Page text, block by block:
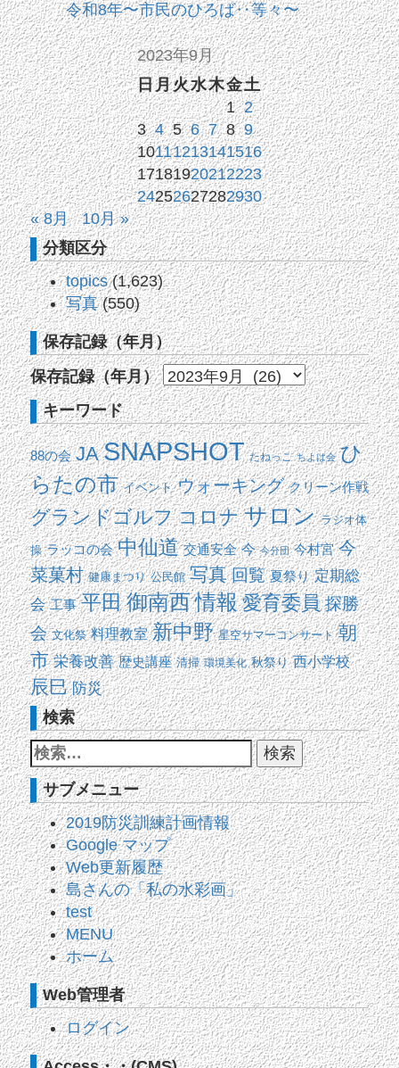
令和8年〜市民のひろば‥等々〜
2023年9月
日月火水木金土
1 2
3 4 5 6 7 8 9
10111213141516
17181920212223
24252627282930
« 8月
10月 »
分類区分
topics(1,623)
写真(550)
保存記録（年月）
保存記録（年月）
キーワード
88の会 JA SNAPSHOT たねっこ ちよは会 ひ
らたの市 イベント ウォーキング クリーン作戦
グランドゴルフ コロナ サロン ラジオ体
操 ラッコの会 中仙道 交通安全 今 今分団 今村宮 今
菜菓村 健康まつり 公民館 写真 回覧 夏祭り 定期総
会 工事 平田御南西情報 愛育委員 探勝
会 文化祭 料理教室 新中野 星空サマーコンサート 朝
市 栄養改善 歴史講座 清掃 環境美化 秋祭り 西小学校
辰巳 防災
検索
サブメニュー
2019防災訓練計画情報
Google マップ
Web更新履歴
島さんの「私の水彩画」
test
MENU
ホーム
Web管理者
ログイン